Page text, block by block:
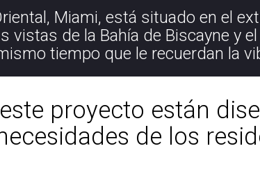
Miami, está situado en el
vistas de la Bahía de Biscayne y
tiempo que le recuerdan la
proyecto están
de los